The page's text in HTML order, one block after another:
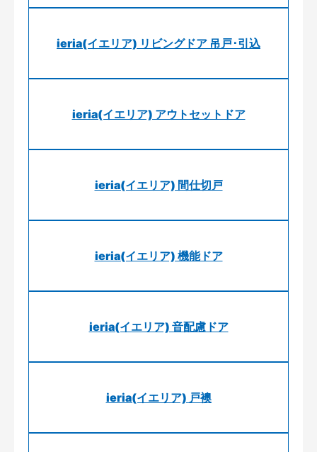
ieria(イエリア) リビングドア 吊戸･引込
ieria(イエリア) アウトセットドア
ieria(イエリア) 間仕切戸
ieria(イエリア) 機能ドア
ieria(イエリア) 音配慮ドア
ieria(イエリア) 戸襖